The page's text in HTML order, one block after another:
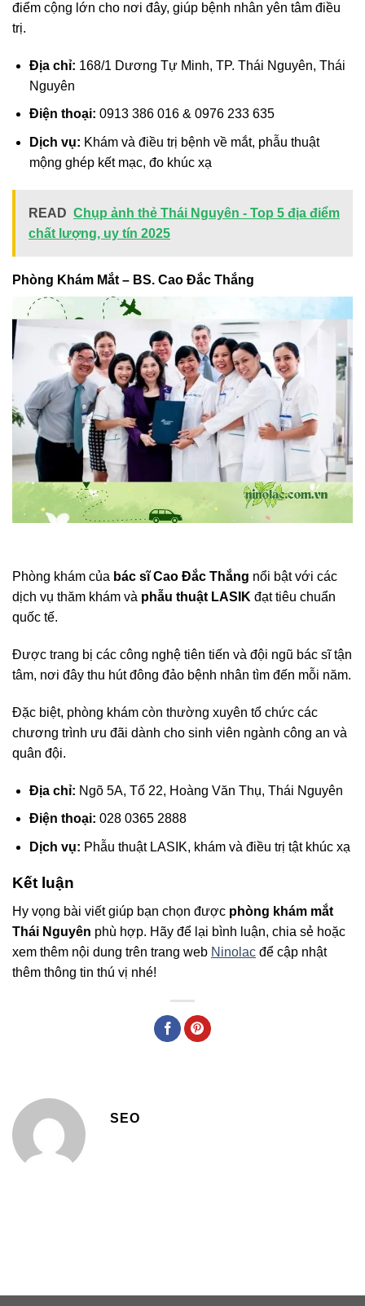
điểm cộng lớn cho nơi đây, giúp bệnh nhân yên tâm điều
trị.
Địa chỉ: 168/1 Dương Tự Minh, TP. Thái Nguyên, Thái
Nguyên
Điện thoại: 0913 386 016 & 0976 233 635
Dịch vụ: Khám và điều trị bệnh về mắt, phẫu thuật
mộng ghép kết mạc, đo khúc xạ
READ Chụp ảnh thẻ Thái Nguyên - Top 5 địa điểm
chất lượng, uy tín 2025
Phòng Khám Mắt – BS. Cao Đắc Thắng
Phòng khám của bác sĩ Cao Đắc Thắng nổi bật với các
dịch vụ thăm khám và phẫu thuật LASIK đạt tiêu chuẩn
quốc tế.
Được trang bị các công nghệ tiên tiến và đội ngũ bác sĩ tận
tâm, nơi đây thu hút đông đảo bệnh nhân tìm đến mỗi năm.
Đặc biệt, phòng khám còn thường xuyên tổ chức các
chương trình ưu đãi dành cho sinh viên ngành công an và
quân đội.
Địa chỉ: Ngõ 5A, Tổ 22, Hoàng Văn Thụ, Thái Nguyên
Điện thoại: 028 0365 2888
Dịch vụ: Phẫu thuật LASIK, khám và điều trị tật khúc xạ
Kết luận
Hy vọng bài viết giúp bạn chọn được phòng khám mắt
Thái Nguyên phù hợp. Hãy để lại bình luận, chia sẻ hoặc
xem thêm nội dung trên trang web Ninolac để cập nhật
thêm thông tin thú vị nhé!
SEO